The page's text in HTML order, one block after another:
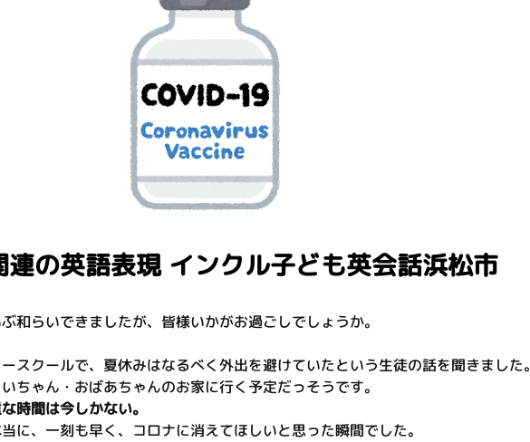
の英語表現 インクル子ども英会話浜松市
和らいできましたが、皆様いかがお過ごしでしょうか。
スクールで、夏休みはなるべく外出を避けていたという生徒の話を聞きました。
ちゃん・おばあちゃんのお家に行く予定だっそうです。
時間は今しかない。
に、一刻も早く、コロナに消えてほしいと思った瞬間でした。